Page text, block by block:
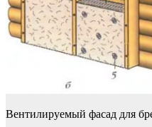
Вентилируемый фасад для